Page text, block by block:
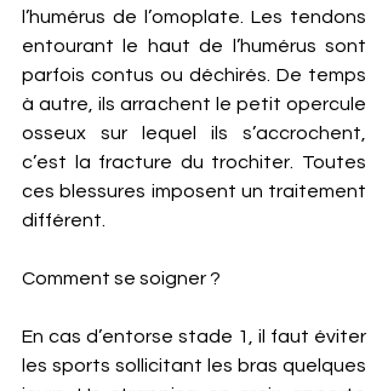
l’humérus de l’omoplate. Les tendons
entourant le haut de l’humérus sont
parfois contus ou déchirés. De temps
à autre, ils arrachent le petit opercule
osseux sur lequel ils s’accrochent,
c’est la fracture du trochiter. Toutes
ces blessures imposent un traitement
différent.
Comment se soigner ?
En cas d’entorse stade 1, il faut éviter
les sports sollicitant les bras quelques